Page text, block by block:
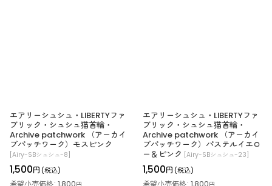
エアリーシュシュ・LIBERTYファ
ブリック・シュシュ猫首輪・
Archive patchwork （アーカイ
ブパッチワーク）モスピンク
[Airy-SBシュシュ-8]
1,500円 (税込)
希望小売価格: 1,800
エアリーシュシュ・LIBERTYファ
ブリック・シュシュ猫首輪・
Archive patchwork （アーカイ
ブパッチワーク）パステルイエロ
ー＆ピンク [Airy-SBシュシュ-23]
1,500円 (税込)
希望小売価格: 1,800